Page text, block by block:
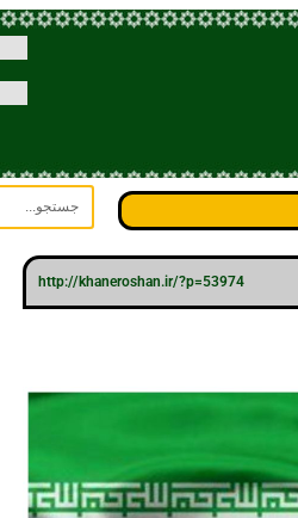
http://khaneroshan.ir/?p=53974